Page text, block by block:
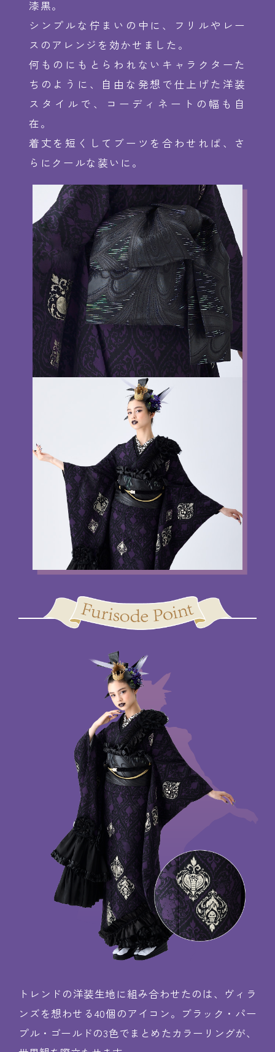
漆黒。
シンプルな佇まいの中に、フリルやレー
スのアレンジを効かせました。
何ものにもとらわれないキャラクターた
ちのように、自由な発想で仕上げた洋装
スタイルで、コーディネートの幅も自
在。
着丈を短くしてブーツを合わせれば、さ
らにクールな装いに。
トレンドの洋装生地に組み合わせたのは、ヴィラ
ンズを想わせる40個のアイコン。ブラック・パー
プル・ゴールドの3色でまとめたカラーリングが、